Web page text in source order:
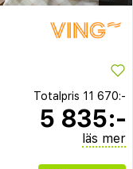
Totalpris 11 670:-
5 835:-
läs mer